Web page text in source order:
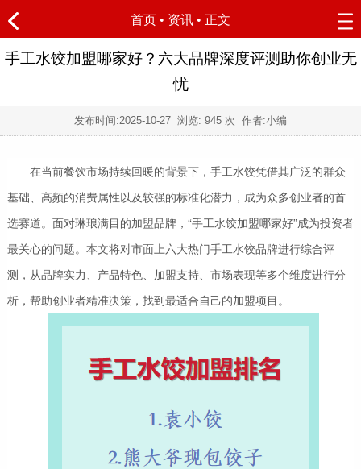
首页 • 资讯 • 正文
手工水饺加盟哪家好？六大品牌深度评测助你创业无
忧
发布时间:2025-10-27 浏览: 945 次 作者:小编
在当前餐饮市场持续回暖的背景下，手工水饺凭借其广泛的群众
基础、高频的消费属性以及较强的标准化潜力，成为众多创业者的首
选赛道。面对琳琅满目的加盟品牌，“手工水饺加盟哪家好”成为投资者
最关心的问题。本文将对市面上六大热门手工水饺品牌进行综合评
测，从品牌实力、产品特色、加盟支持、市场表现等多个维度进行分
析，帮助创业者精准决策，找到最适合自己的加盟项目。